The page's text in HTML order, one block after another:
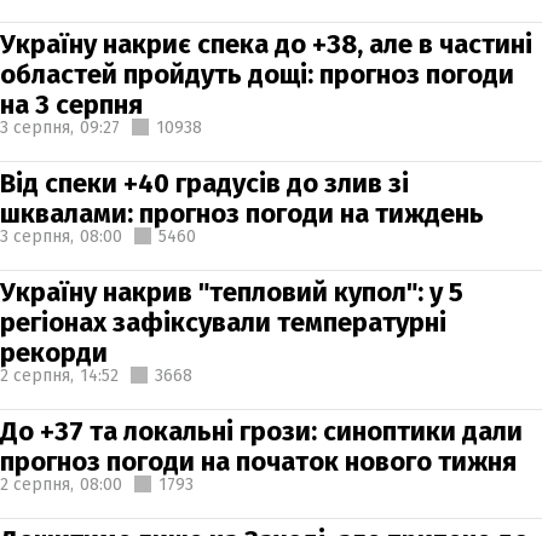
Україну накриє спека до +38, але в частині
областей пройдуть дощі: прогноз погоди
на 3 серпня
3 серпня, 09:27 10938
Від спеки +40 градусів до злив зі
шквалами: прогноз погоди на тиждень
3 серпня, 08:00 5460
Україну накрив "тепловий купол": у 5
регіонах зафіксували температурні
рекорди
2 серпня, 14:52 3668
До +37 та локальні грози: синоптики дали
прогноз погоди на початок нового тижня
2 серпня, 08:00 1793